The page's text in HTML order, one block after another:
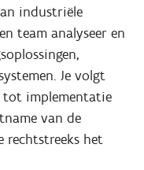
industriële
team analyseer en
Je volgt
implementatie
van de
rechtstreeks het